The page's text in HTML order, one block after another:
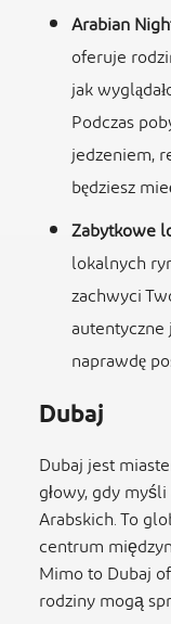
Arabian
oferuje
jak
Podczas
jedzeniem,
będziesz
Zabytkowe
lokalnych
zachwyci
naprawdę
Dubaj
Dubaj jest
głowy, gdy
Arabskich. To
centrum
Mimo to Dubaj
rodziny mogą